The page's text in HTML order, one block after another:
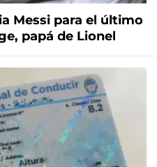
Messi para el último
papá de Lionel